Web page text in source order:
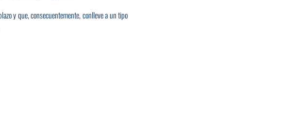
y que, consecuentemente, conlleve a un tipo